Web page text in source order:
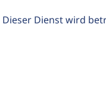
Dieser Dienst wird